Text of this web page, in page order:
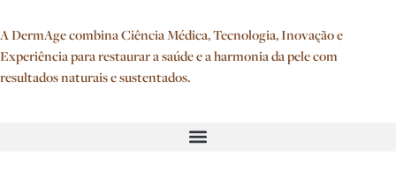
A DermAge combina Ciência Médica, Tecnologia, Inovação e
Experiência para restaurar a saúde e a harmonia da pele com
resultados naturais e sustentados.